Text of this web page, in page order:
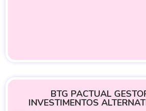
BTG PACTUAL
INVESTIMENTOS